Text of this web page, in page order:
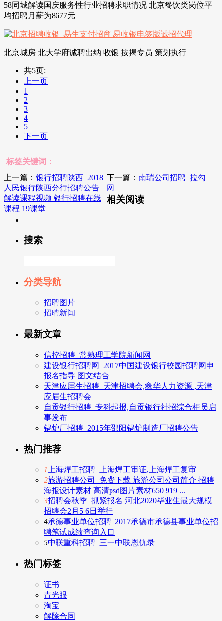
58同城解读国庆服务性行业招聘求职情况 北京餐饮类岗位平
均招聘月薪为8677元
北京城房 北大学府诚聘出纳 收银 按揭专员 策划执行
共5页:
上一页
1
2
3
4
5
下一页
标签关键词：
上一篇： 银行招聘陕西_2018
人民银行陕西分行招聘公告
解读课程视频 银行招聘在线
课程 19课堂
下一篇：南瑞公司招聘_拉勾
网
相关阅读
搜索
分类导航
招聘图片
招聘新闻
最新文章
信控招聘_常熟理工学院新闻网
建设银行招聘网_2017中国建设银行校园招聘网申
报名指导 图文结合
天津应届生招聘_天津招聘会,鑫华人力资源 ,天津
应届生招聘会
自贡银行招聘_专科起报,自贡银行社招综合柜员启
事发布
锅炉厂招聘_2015年邵阳锅炉制造厂招聘公告
热门推荐
1 上海焊工招聘_上海焊工审证,上海焊工复审
2旅游招聘公司_免费下载 旅游公司公司简介 招聘
海报设计素材 高清psd图片素材650 919 ...
3招聘会秋季_抓紧报名 河北2020毕业生最大规模
招聘会2月5 6日举行
4承德事业单位招聘_2017承德市承德县事业单位招
聘笔试成绩查询入口
5中联重科招聘_三一中联恩仇录
热门标签
证书
青光眼
淘宝
解除合同